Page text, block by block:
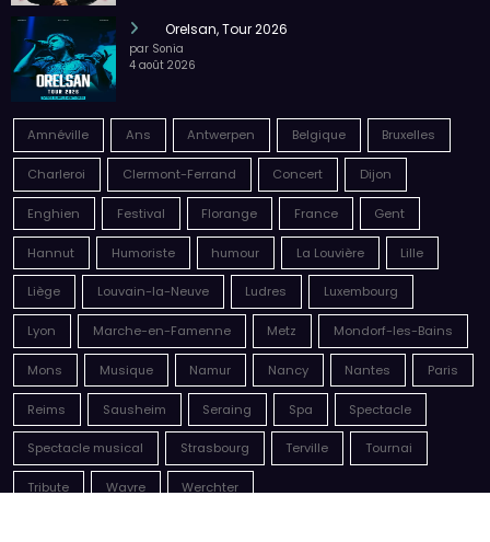
Megadeth – Breakout, Hibernation Of The
Nations Europe Tour 2027
Malik Bentalha, Nouveau Monde
par Sonia
4 août 2026
Orelsan, Tour 2026
par Sonia
4 août 2026
Amnéville Ans Antwerpen Belgique Bruxelles
Charleroi Clermont-Ferrand Concert Dijon
Enghien Festival Florange France Gent
Hannut Humoriste humour La Louvière Lille
Liège Louvain-la-Neuve Ludres Luxembourg